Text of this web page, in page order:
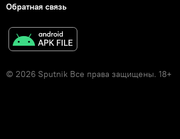
Обратная связь
© 2026 Sputnik Все права защищены. 18+